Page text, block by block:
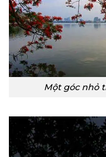
Một góc nhỏ